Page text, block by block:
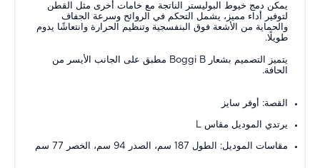
يمكن دمج خيوط البوليستر الناتجة مع خامات أخرى مثل القطن
لتوفير أداء مميز، يشمل التحكم في الروائح وسرعة الجفاف
والحماية من الأشعة فوق البنفسجية وتنظيم الحرارة وانتعاشًا يدوم
طويلًا.
يتميز التصميم بشعار Boggi B مطبق على الجانب الأيسر من
الحافة.
القصة: أوفر سايز
يرتدي الموديل مقاس L
مقاسات الموديل: الطول 187 سم، الصدر 94 سم، الخصر 77 سم